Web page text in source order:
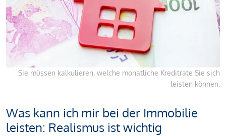
Sie müssen kalkulieren, welche monatliche Kreditrate Sie sich
leisten können.
Was kann ich mir bei der Immobilie
leisten: Realismus ist wichtig